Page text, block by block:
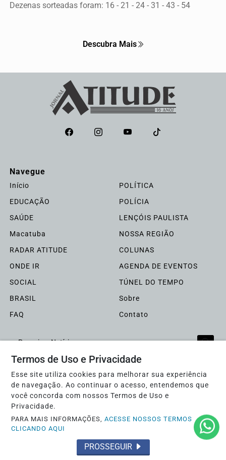
Dezenas sorteadas foram: 16 - 21 - 24 - 31 - 43 - 54
Descubra Mais
Navegue
Início
POLÍTICA
EDUCAÇÃO
POLÍCIA
SAÚDE
LENÇÓIS PAULISTA
Macatuba
NOSSA REGIÃO
RADAR ATITUDE
COLUNAS
ONDE IR
AGENDA DE EVENTOS
SOCIAL
TÚNEL DO TEMPO
BRASIL
Sobre
FAQ
Contato
Jornal ATITUDE - Todos os direitos reservados
Termos de Uso e Privacidade
Termos de Uso e Privacidade
Esse site utiliza cookies para melhorar sua experiência
de navegação. Ao continuar o acesso, entendemos que
você concorda com nossos Termos de Uso e
Privacidade.
PARA MAIS INFORMAÇÕES,ACESSE NOSSOS TERMOS
CLICANDO AQUI
PROSSEGUIR